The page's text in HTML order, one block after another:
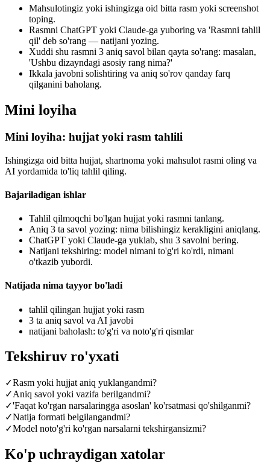
Mahsulotingiz yoki ishingizga oid bitta rasm yoki screenshot
toping.
Rasmni ChatGPT yoki Claude-ga yuboring va 'Rasmni tahlil
qil' deb so'rang — natijani yozing.
Xuddi shu rasmni 3 aniq savol bilan qayta so'rang: masalan,
'Ushbu dizayndagi asosiy rang nima?'
Ikkala javobni solishtiring va aniq so'rov qanday farq
qilganini baholang.
Mini loyiha
Mini loyiha: hujjat yoki rasm tahlili
Ishingizga oid bitta hujjat, shartnoma yoki mahsulot rasmi oling va
AI yordamida to'liq tahlil qiling.
Bajariladigan ishlar
Tahlil qilmoqchi bo'lgan hujjat yoki rasmni tanlang.
Aniq 3 ta savol yozing: nima bilishingiz kerakligini aniqlang.
ChatGPT yoki Claude-ga yuklab, shu 3 savolni bering.
Natijani tekshiring: model nimani to'g'ri ko'rdi, nimani
o'tkazib yubordi.
Natijada nima tayyor bo'ladi
tahlil qilingan hujjat yoki rasm
3 ta aniq savol va AI javobi
natijani baholash: to'g'ri va noto'g'ri qismlar
Tekshiruv ro'yxati
✓Rasm yoki hujjat aniq yuklangandmi?
✓Aniq savol yoki vazifa berilgandmi?
✓'Faqat ko'rgan narsalaringga asoslan' ko'rsatmasi qo'shilganmi?
✓Natija formati belgilangandmi?
✓Model noto'g'ri ko'rgan narsalarni tekshirgansizmi?
Ko'p uchraydigan xatolar